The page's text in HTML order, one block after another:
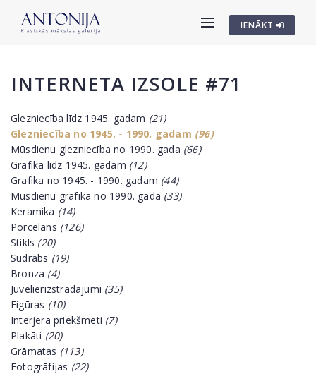
IENĀKT
INTERNETA IZSOLE #71
Glezniecība līdz 1945. gadam (21)
Glezniecība no 1945. - 1990. gadam (96)
Mūsdienu glezniecība no 1990. gada (66)
Grafika līdz 1945. gadam (12)
Grafika no 1945. - 1990. gadam (44)
Mūsdienu grafika no 1990. gada (33)
Keramika (14)
Porcelāns (126)
Stikls (20)
Sudrabs (19)
Bronza (4)
Juvelierizstrādājumi (35)
Figūras (10)
Interjera priekšmeti (7)
Plakāti (20)
Grāmatas (113)
Fotogrāfijas (22)